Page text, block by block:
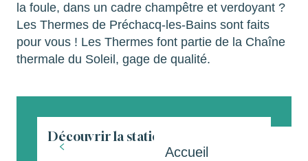
Accueil
la foule, dans un cadre champêtre et verdoyant ?
Les Thermes de Préchacq-les-Bains sont faits
pour vous ! Les Thermes font partie de la Chaîne
thermale du Soleil, gage de qualité.
Découvrir la station thermale